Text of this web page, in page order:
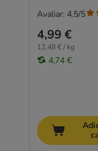
4,99 €
12,48 € / kg
4,74 €
Avaliar: 4.5/5